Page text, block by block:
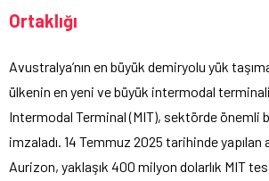
Ortaklığı
Avustralya’nın en büyük demiryolu yük
ülkenin en yeni ve büyük intermodal
Intermodal Terminal (MIT), sektörde önemli
imzaladı. 14 Temmuz 2025 tarihinde yapılan
Aurizon, yaklaşık 400 milyon dolarlık MIT